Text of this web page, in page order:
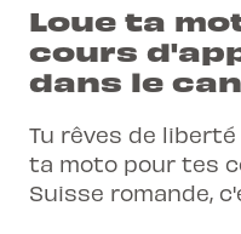
Loue ta
cours
dans le
Tu rêves de
ta moto pour tes
Suisse romande,